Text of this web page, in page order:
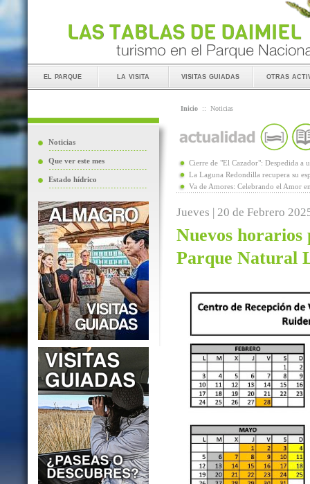
el parque la visita visitas guiadas otras
Noticias
Que ver este mes
Estado hídrico
Inicio :: Noticias
Cierre de "El Cazador": Despedida a
La Laguna Redondilla recupera su
Va de Amores: Celebrando el Amor
Jueves | 20 de Febrero
Nuevos horarios
Parque Natural